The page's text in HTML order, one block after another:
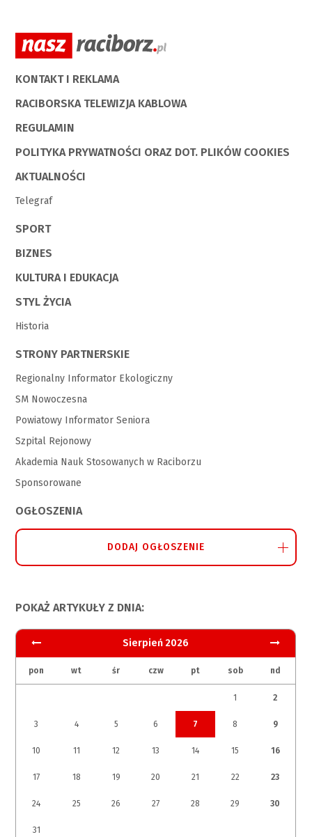
KONTAKT I REKLAMA
RACIBORSKA TELEWIZJA KABLOWA
REGULAMIN
POLITYKA PRYWATNOŚCI ORAZ DOT. PLIKÓW COOKIES
AKTUALNOŚCI
Telegraf
SPORT
BIZNES
KULTURA I EDUKACJA
STYL ŻYCIA
Historia
STRONY PARTNERSKIE
Regionalny Informator Ekologiczny
SM Nowoczesna
Powiatowy Informator Seniora
Szpital Rejonowy
Akademia Nauk Stosowanych w Raciborzu
Sponsorowane
OGŁOSZENIA
DODAJ OGŁOSZENIE
POKAŻ ARTYKUŁY Z DNIA:
Sierpień 2026
pon wt śr czw pt sob nd
1 2
3 4 5 6 7 8 9
10 11 12 13 14 15 16
17 18 19 20 21 22 23
24 25 26 27 28 29 30
31